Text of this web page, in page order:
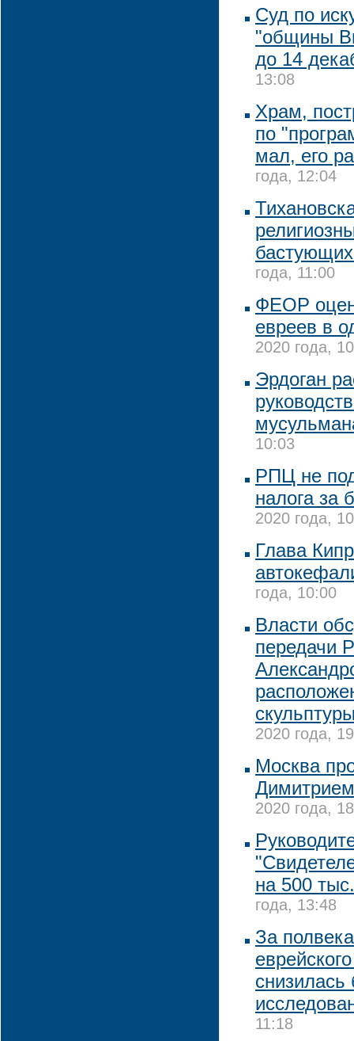
Суд по
"общины
до 14
13:08
Храм,
по
мал, его
года, 12:04
года, 11:00
ФЕОР
евреев в
2020 года,
Эрдоган
10:03
РПЦ не
налога за
2020 года,
Глава
года, 10:00
Власти
передачи
2020 года,
Москва
2020 года,
на 500
года, 13:48
За
11:18